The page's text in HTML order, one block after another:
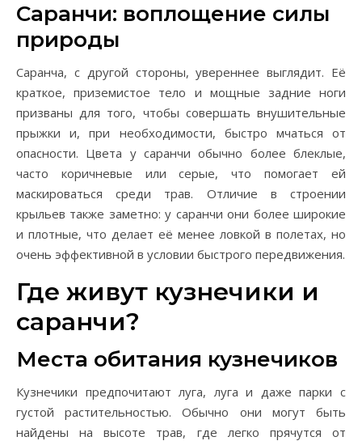
Саранчи: воплощение силы
природы
Саранча, с другой стороны, увереннее выглядит. Её
краткое, приземистое тело и мощные задние ноги
призваны для того, чтобы совершать внушительные
прыжки и, при необходимости, быстро мчаться от
опасности. Цвета у саранчи обычно более блеклые,
часто коричневые или серые, что помогает ей
маскироваться среди трав. Отличие в строении
крыльев также заметно: у саранчи они более широкие
и плотные, что делает её менее ловкой в полетах, но
очень эффективной в условии быстрого передвижения.
Где живут кузнечики и
саранчи?
Места обитания кузнечиков
Кузнечики предпочитают луга, луга и даже парки с
густой растительностью. Обычно они могут быть
найдены на высоте трав, где легко прячутся от